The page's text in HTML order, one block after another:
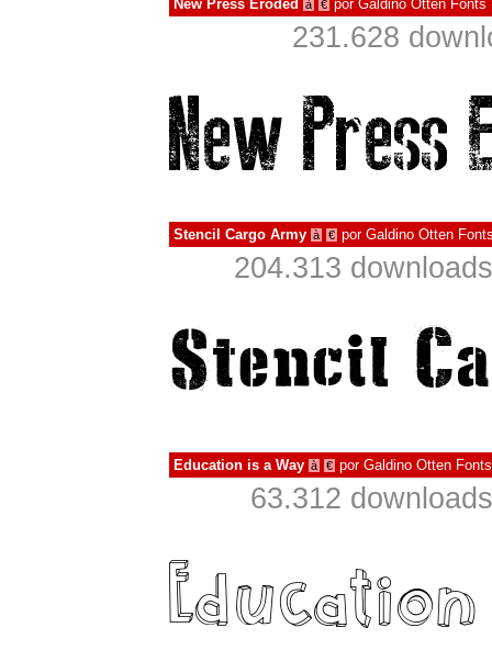
New Press Eroded à € por Galdino Otten Fonts
231.628
Stencil Cargo Army à € por Galdino Otten
204.313
Education is a Way à € por Galdino Otten Fonts
63.312